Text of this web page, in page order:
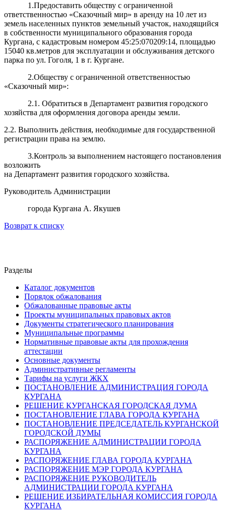
1.Предоставить обществу с ограниченной
ответственностью «Сказочный мир» в аренду на 10 лет из
земель населенных пунктов земельный участок, находящийся
в собственности муниципального образования города
Кургана, с кадастровым номером 45:25:070209:14, площадью
15040 кв.метров для эксплуатации и обслуживания детского
парка по ул. Гоголя, 1 в г. Кургане.
2.Обществу с ограниченной ответственностью
«Сказочный мир»:
2.1. Обратиться в Департамент развития городского
хозяйства для оформления договора аренды земли.
2.2. Выполнить действия, необходимые для государственной
регистрации права на землю.
3.Контроль за выполнением настоящего постановления
возложить
на Департамент развития городского хозяйства.
Руководитель Администрации
города Кургана А. Якушев
Возврат к списку
Разделы
Каталог документов
Порядок обжалования
Обжалованные правовые акты
Проекты муниципальных правовых актов
Документы стратегического планирования
Муниципальные программы
Нормативные правовые акты для прохождения
аттестации
Основные документы
Административные регламенты
Тарифы на услуги ЖКХ
ПОСТАНОВЛЕНИЕ АДМИНИСТРАЦИЯ ГОРОДА
КУРГАНА
РЕШЕНИЕ КУРГАНСКАЯ ГОРОДСКАЯ ДУМА
ПОСТАНОВЛЕНИЕ ГЛАВА ГОРОДА КУРГАНА
ПОСТАНОВЛЕНИЕ ПРЕДСЕДАТЕЛЬ КУРГАНСКОЙ
ГОРОДСКОЙ ДУМЫ
РАСПОРЯЖЕНИЕ АДМИНИСТРАЦИИ ГОРОДА
КУРГАНА
РАСПОРЯЖЕНИЕ ГЛАВА ГОРОДА КУРГАНА
РАСПОРЯЖЕНИЕ МЭР ГОРОДА КУРГАНА
РАСПОРЯЖЕНИЕ РУКОВОДИТЕЛЬ
АДМИНИСТРАЦИИ ГОРОДА КУРГАНА
РЕШЕНИЕ ИЗБИРАТЕЛЬНАЯ КОМИССИЯ ГОРОДА
КУРГАНА